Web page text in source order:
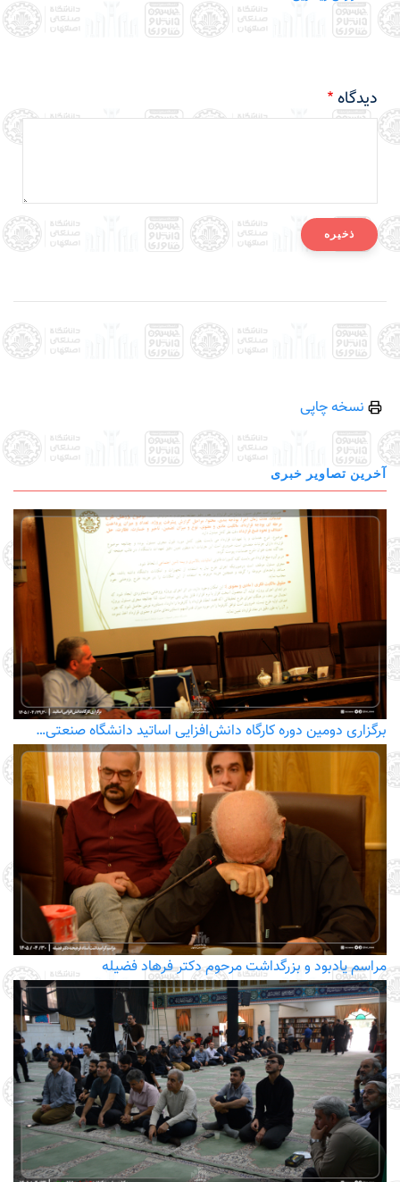
دیدگاه
نسخه چاپی
آخرین تصاویر خبری
برگزاری دومین دوره کارگاه دانش‌افزایی اساتید دانشگاه صنعتی…
مراسم یادبود و بزرگداشت مرحوم دکتر فرهاد فضیله